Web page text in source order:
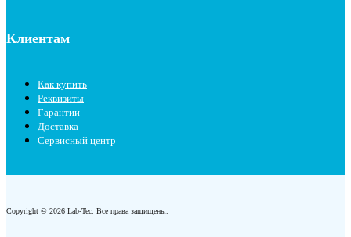
Клиентам
Как купить
Реквизиты
Гарантии
Доставка
Сервисный центр
Copyright © 2026 Lab-Tec. Все права защищены.